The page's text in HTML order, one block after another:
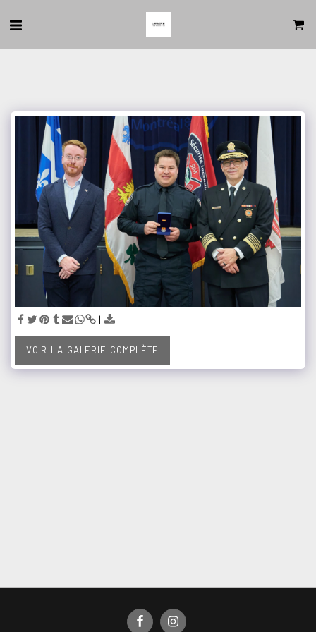
VOIR LA GALERIE COMPLÈTE